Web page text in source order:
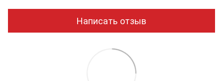
Написать отзыв